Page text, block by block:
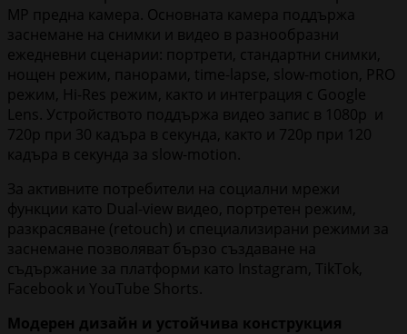
MP предна камера. Основната камера поддържа
заснемане на снимки и видео в разнообразни
ежедневни сценарии: портрети, стандартни снимки,
нощен режим, панорами, time-lapse, slow-motion, PRO
режим, Hi-Res режим, както и интеграция с Google
Lens. Устройството поддържа видео запис в 1080p и
720p при 30 кадъра в секунда, както и 720p при 120
кадъра в секунда за slow-motion.
За активните потребители на социални мрежи
функции като Dual-view видео, портретен режим,
разкрасяване (retouch) и специализирани режими за
заснемане позволяват бързо създаване на
съдържание за платформи като Instagram, TikTok,
Facebook и YouTube Shorts.
Модерен дизайн и устойчива конструкция